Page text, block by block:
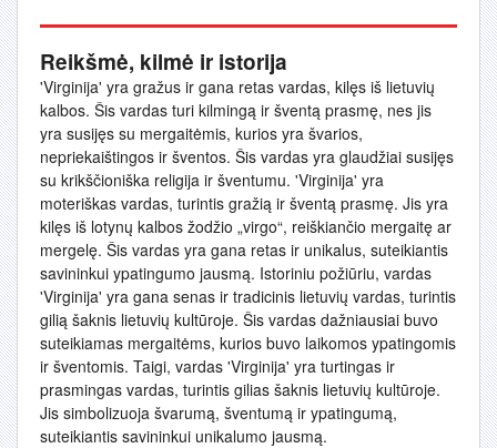
Reikšmė, kilmė ir istorija
'Virginija' yra gražus ir gana retas vardas, kilęs iš lietuvių
kalbos. Šis vardas turi kilmingą ir šventą prasmę, nes jis
yra susijęs su mergaitėmis, kurios yra švarios,
nepriekaištingos ir šventos. Šis vardas yra glaudžiai susijęs
su krikščioniška religija ir šventumu. 'Virginija' yra
moteriškas vardas, turintis gražią ir šventą prasmę. Jis yra
kilęs iš lotynų kalbos žodžio „virgo“, reiškiančio mergaitę ar
mergelę. Šis vardas yra gana retas ir unikalus, suteikiantis
savininkui ypatingumo jausmą. Istoriniu požiūriu, vardas
'Virginija' yra gana senas ir tradicinis lietuvių vardas, turintis
gilią šaknis lietuvių kultūroje. Šis vardas dažniausiai buvo
suteikiamas mergaitėms, kurios buvo laikomos ypatingomis
ir šventomis. Taigi, vardas 'Virginija' yra turtingas ir
prasmingas vardas, turintis gilias šaknis lietuvių kultūroje.
Jis simbolizuoja švarumą, šventumą ir ypatingumą,
suteikiantis savininkui unikalumo jausmą.